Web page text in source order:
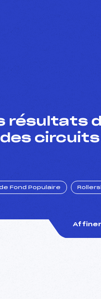
résultats
des
Fond Populaire